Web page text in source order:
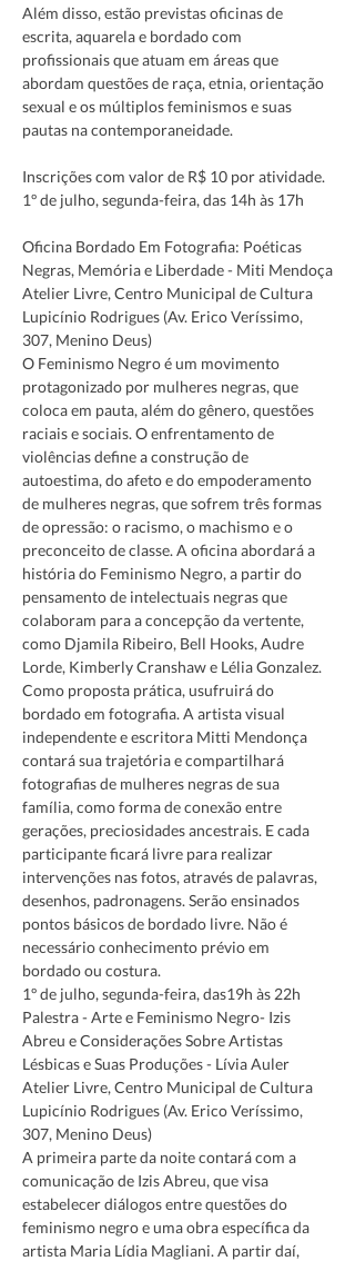
Além disso, estão previstas oficinas de
escrita, aquarela e bordado com
profissionais que atuam em áreas que
abordam questões de raça, etnia, orientação
sexual e os múltiplos feminismos e suas
Inscrições com valor de R$ 10 por atividade.
Oficina Bordado Em Fotografia: Poéticas
Negras, Memória e Liberdade - Miti Mendoça
Atelier Livre, Centro Municipal de Cultura
Lupicínio Rodrigues (Av. Erico Veríssimo,
307, Menino Deus)
O Feminismo Negro é um movimento
protagonizado por mulheres negras, que
coloca em pauta, além do gênero, questões
raciais e sociais. O enfrentamento de
violências define a construção de
autoestima, do afeto e do empoderamento
de mulheres negras, que sofrem três formas
de opressão: o racismo, o machismo e o
preconceito de classe. A oficina abordará a
história do Feminismo Negro, a partir do
pensamento de intelectuais negras que
colaboram para a concepção da vertente,
como Djamila Ribeiro, Bell Hooks, Audre
Lorde, Kimberly Cranshaw e Lélia Gonzalez.
Como proposta prática, usufruirá do
bordado em fotografia. A artista visual
independente e escritora Mitti Mendonça
contará sua trajetória e compartilhará
fotografias de mulheres negras de sua
família, como forma de conexão entre
gerações, preciosidades ancestrais. E cada
participante ficará livre para realizar
intervenções nas fotos, através de palavras,
desenhos, padronagens. Serão ensinados
pontos básicos de bordado livre. Não é
necessário conhecimento prévio em
bordado ou costura.
1º de julho, segunda-feira, das19h às 22h
Palestra - Arte e Feminismo Negro- Izis
Abreu e Considerações Sobre Artistas
Lésbicas e Suas Produções - Lívia Auler
Atelier Livre, Centro Municipal de Cultura
Lupicínio Rodrigues (Av. Erico Veríssimo,
307, Menino Deus)
A primeira parte da noite contará com a
comunicação de Izis Abreu, que visa
estabelecer diálogos entre questões do
feminismo negro e uma obra específica da
artista Maria Lídia Magliani. A partir daí,